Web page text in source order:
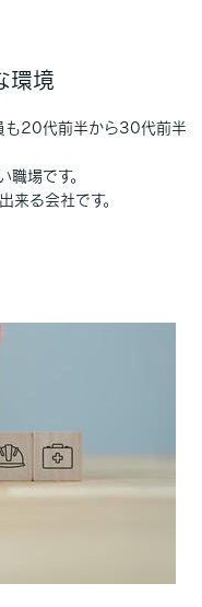
環境
も20代前半から30代前半
職場です。
来る会社です。